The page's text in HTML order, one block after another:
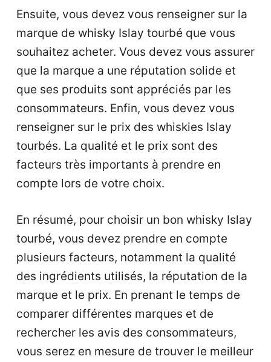
Ensuite, vous devez vous renseigner sur la
marque de whisky Islay tourbé que vous
souhaitez acheter. Vous devez vous assurer
que la marque a une réputation solide et
que ses produits sont appréciés par les
consommateurs. Enfin, vous devez vous
renseigner sur le prix des whiskies Islay
tourbés. La qualité et le prix sont des
facteurs très importants à prendre en
compte lors de votre choix.
En résumé, pour choisir un bon whisky Islay
tourbé, vous devez prendre en compte
plusieurs facteurs, notamment la qualité
des ingrédients utilisés, la réputation de la
marque et le prix. En prenant le temps de
comparer différentes marques et de
rechercher les avis des consommateurs,
vous serez en mesure de trouver le meilleur